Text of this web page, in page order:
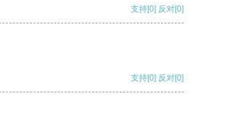
支持[0] 反对[0]
支持[0] 反对[0]